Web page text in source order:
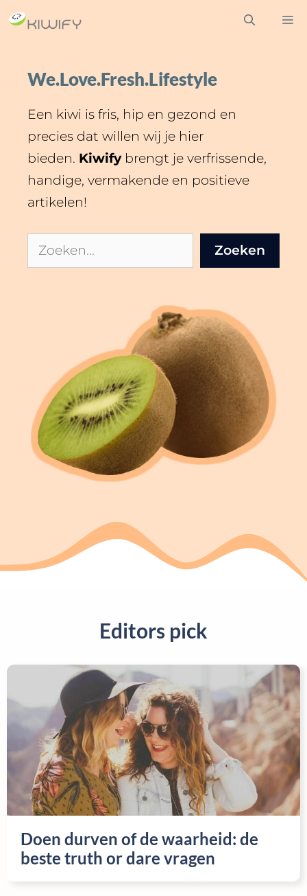
Ga
naar
inhoudWe.Love.Fresh.Lifestyle
Een kiwi is fris, hip en gezond en
precies dat willen wij je hier
bieden. Kiwifybrengt je verfrissende,
handige, vermakende en positieve
artikelen!
Zoeken Zoeken
Editors pick
Doen durven of de waarheid: de
beste truth or dare vragen